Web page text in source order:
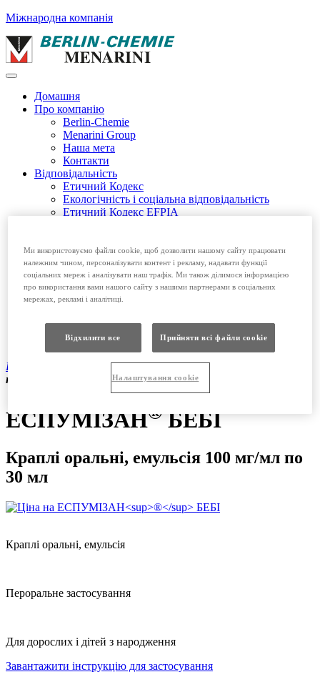
Міжнародна компанія
Домашня
Про компанію
Berlin-Chemie
Menarini Group
Наша мета
Контакти
Відповідальність
Етичний Кодекс
Екологічність і соціальна відповідальність
Етичний Кодекс EFPIA
Рецептурні препарати
Вакансії
Домашня
Про компанію
Продукція
Вакансії
Продукція Безрецептурні препарати|ЕСПУМІЗАН
краплі оральні, емульсія 100 мг/мл по 30 мл
ЕСПУМІЗАН®БЕБІ
Краплі оральні, емульсія 100 мг/мл по
30 мл
Краплі оральні, емульсія
Пероральне застосування
Для дорослих і дітей з народження
Завантажити інструкцію для застосування
Ми використовуємо файли cookie, щоб дозволити нашому сайту працювати
належним чином, персоналізувати контент і рекламу, надавати функції
соціальних мереж і аналізувати наш трафік. Ми також ділимося інформацією
про використання вами нашого сайту з нашими партнерами в соціальних
мережах, рекламі і аналітиці.
Відхилити все Прийняти всі файли сookie
Налаштування cookie